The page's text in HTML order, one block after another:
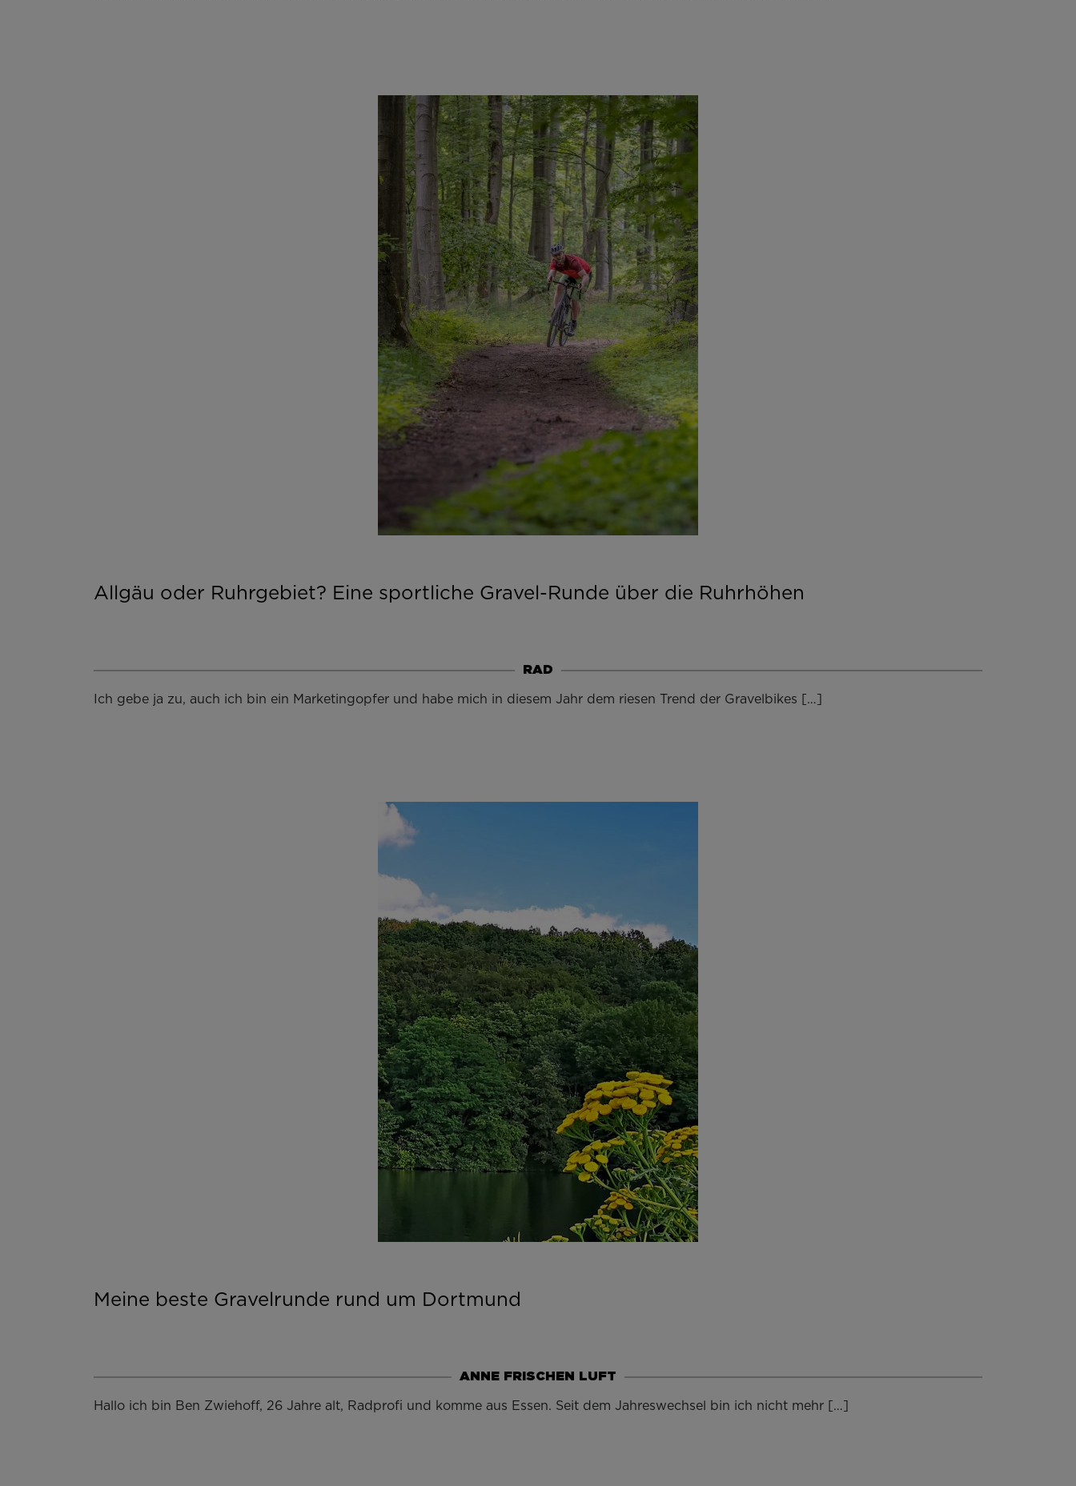
Allgäu oder Ruhrgebiet? Eine sportliche Gravel-Runde über die Ruhrhöhen
RAD
Ich gebe ja zu, auch ich bin ein Marketingopfer und habe mich in diesem Jahr dem riesen Trend der Gravelbikes […]
Meine beste Gravelrunde rund um Dortmund
ANNE FRISCHEN LUFT
Hallo ich bin Ben Zwiehoff, 26 Jahre alt, Radprofi und komme aus Essen. Seit dem Jahreswechsel bin ich nicht mehr […]